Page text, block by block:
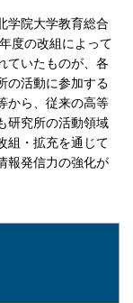
学院大学教育総合
度の改組によって
ていたものが、各
の活動に参加する
から、従来の高等
研究所の活動領域
組・拡充を通じて
報発信力の強化が